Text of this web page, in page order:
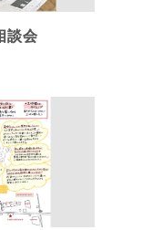
談会